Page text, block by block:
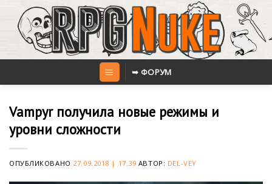
content
➥ ФОРУМ
Vampyr получила новые режимы и
уровни сложности
ОПУБЛИКОВАНО 27.09.2018 | 17:39 АВТОР: DEL-VEY